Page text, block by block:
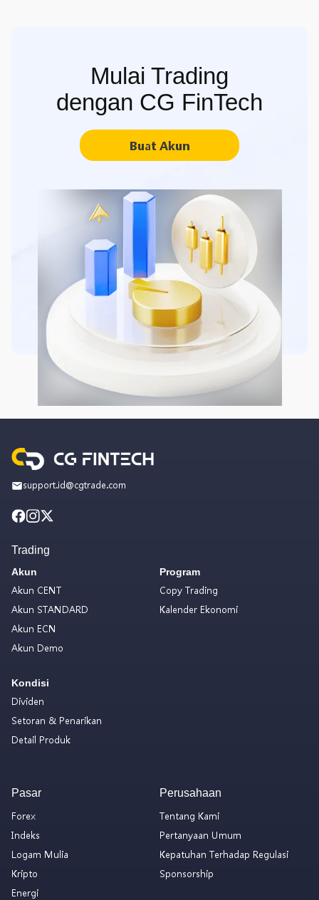
Mulai Trading
dengan CG FinTech
Buat Akun
support.id@cgtrade.com
Trading
Akun
Akun CENT
Akun STANDARD
Akun ECN
Akun Demo
Kondisi
Dividen
Setoran & Penarikan
Detail Produk
Program
Copy Trading
Kalender Ekonomi
Pasar
Forex
Indeks
Logam Mulia
Kripto
Energi
Perusahaan
Tentang Kami
Pertanyaan Umum
Kepatuhan Terhadap Regulasi
Sponsorship